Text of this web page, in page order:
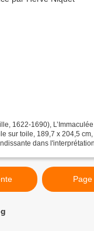
1622-1690),
sur toile, 189,7 x 204,5
dans